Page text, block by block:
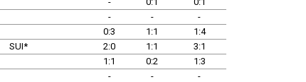
- -
-
0:3 1:1
1:4
SUI* 2:0 1:1
3:1
1:1 0:2
1:3
- -
-